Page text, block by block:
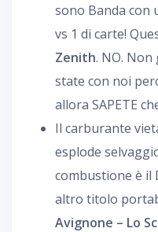
sono Banda con
vs 1 di carte!
Zenith. NO.
state con noi
allora SAPETE
Il carburante
esplode
combustione è il
altro titolo
Avignone – Lo